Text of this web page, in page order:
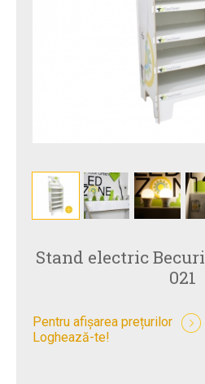
Stand electric
021
Pentru afișarea prețurilor
Loghează-te!